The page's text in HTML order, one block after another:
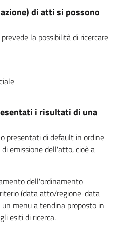
di atti si possono
la possibilità di ricercare
i risultati di una
presentati di default in ordine
emissione dell'atto, cioè a
dell'ordinamento
(data atto/regione-data
menu a tendina proposto in
esiti di ricerca.